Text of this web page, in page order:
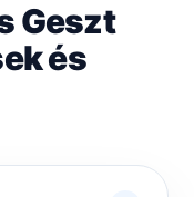
Geszt
és